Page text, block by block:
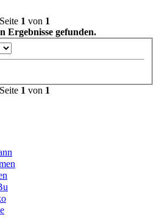
1 von 1
Ergebnisse gefunden.
1 von 1